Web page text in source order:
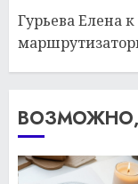
Гурьева Еленак